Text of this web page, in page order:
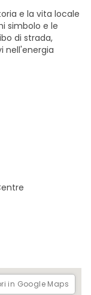
e la vita locale
simbolo e le
di strada,
nell'energia
in Google Maps